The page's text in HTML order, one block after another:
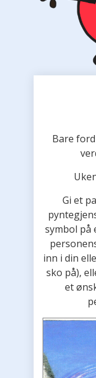
Bare
Gi et
symbol på
inn i din
sko på),
et